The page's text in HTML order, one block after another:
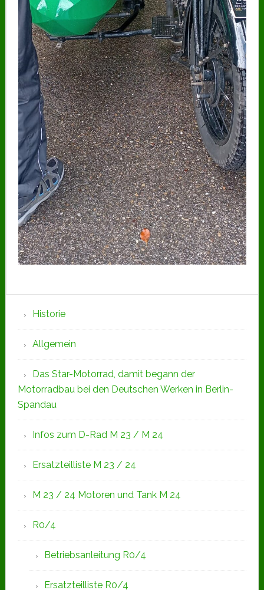
Seitenspalte
Historie
Allgemein
Das Star-Motorrad, damit begann der
Motorradbau bei den Deutschen Werken in Berlin-
Spandau
Infos zum D-Rad M 23 / M 24
Ersatzteilliste M 23 / 24
M 23 / 24 Motoren und Tank M 24
R0/4
Betriebsanleitung R0/4
Ersatzteilliste R0/4